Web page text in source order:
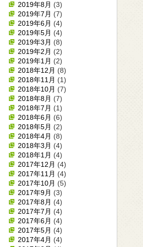
2019年8月 (3)
2019年7月 (7)
2019年6月 (4)
2019年5月 (4)
2019年3月 (8)
2019年2月 (2)
2019年1月 (2)
2018年12月 (8)
2018年11月 (1)
2018年10月 (7)
2018年8月 (7)
2018年7月 (1)
2018年6月 (6)
2018年5月 (2)
2018年4月 (8)
2018年3月 (4)
2018年1月 (4)
2017年12月 (4)
2017年11月 (4)
2017年10月 (5)
2017年9月 (3)
2017年8月 (4)
2017年7月 (4)
2017年6月 (4)
2017年5月 (4)
2017年4月 (4)